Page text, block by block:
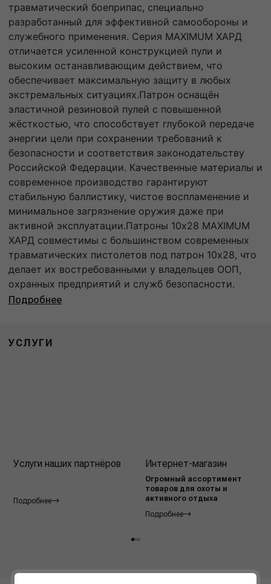
травматический боеприпас, специально
разработанный для эффективной самообороны и
служебного применения. Серия MAXIMUM ХАРД
отличается усиленной конструкцией пули и
высоким останавливающим действием, что
обеспечивает максимальную защиту в любых
экстремальных ситуациях.Патрон оснащён
эластичной резиновой пулей с повышенной
жёсткостью, что способствует глубокой передаче
энергии цели при сохранении требований к
безопасности и соответствия законодательству
Российской Федерации. Качественные материалы и
современное производство гарантируют
стабильную баллистику, чистое воспламенение и
минимальное загрязнение оружия даже при
активной эксплуатации.Патроны 10x28 MAXIMUM
ХАРД совместимы с большинством современных
травматических пистолетов под патрон 10x28, что
делает их востребованными у владельцев ООП,
охранных предприятий и служб безопасности.
Подробнее
УСЛУГИ
Услуги наших партнёров
Подробнее
Интернет-магазин
Огромный ассортимент
товаров для охоты и
активного отдыха
Подробнее